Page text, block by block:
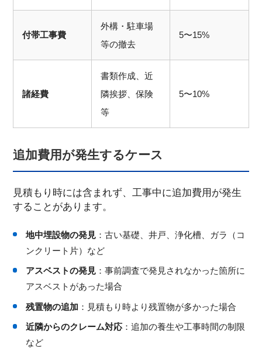
付帯工事費
外構・駐車場
等の撤去
5〜15%
諸経費
書類作成、近
隣挨拶、保険
等
5〜10%
追加費用が発生するケース
見積もり時には含まれず、工事中に追加費用が発生
することがあります。
地中埋設物の発見 ：古い基礎、井戸、浄化槽、ガラ（コ
ンクリート片）など
アスベストの発見 ：事前調査で発見されなかった箇所に
アスベストがあった場合
残置物の追加 ：見積もり時より残置物が多かった場合
近隣からのクレーム対応 ：追加の養生や工事時間の制限
など